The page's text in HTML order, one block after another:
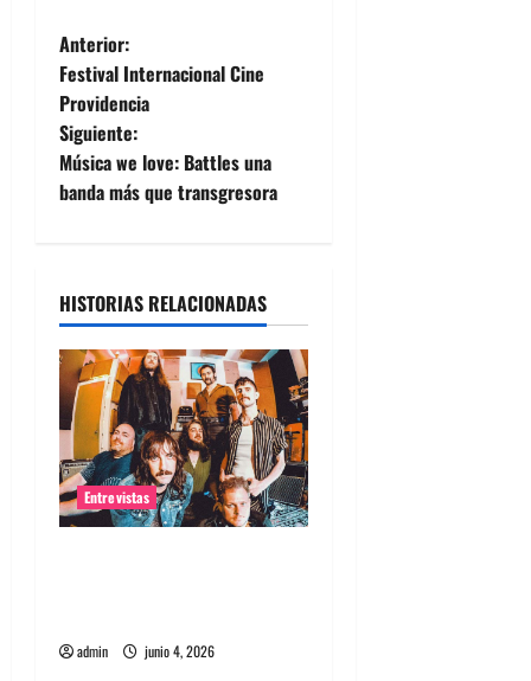
N
a
v
e
a
c
i
ó
n
e
Anterior:
Festival Internacional Cine
Providencia
Siguiente:
Música we love: Battles una
banda más que transgresora
HISTORIAS RELACIONADAS
Entrevistas
admin junio 4, 2026